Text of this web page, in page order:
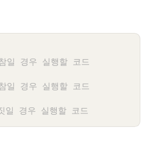
경우 실행할 코드
경우 실행할 코드
일 경우 실행할 코드